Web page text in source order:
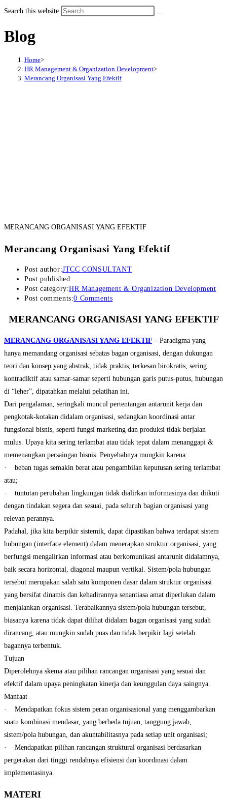
Search this website
Blog
Home>
HR Management & Organization Development>
Merancang Organisasi Yang Efektif
MERANCANG ORGANISASI YANG EFEKTIF
Merancang Organisasi Yang Efektif
Post author:JTCC CONSULTANT
Post published:
Post category:HR Management & Organization Development
Post comments:0 Comments
MERANCANG ORGANISASI YANG EFEKTIF
MERANCANG ORGANISASI YANG EFEKTIF – Paradigma yang
hanya memandang organisasi sebatas bagan organisasi, dengan dukungan
teori dan konsep yang abstrak, tidak praktis, terkesan birokratis, sering
kontradiktif atau samar-samar seperti hubungan garis putus-putus, hubungan
di “leher”, dipatahkan melalui pelatihan ini.
Dari pengalaman, seringkali muncul pertentangan antarunit kerja dan
pengkotak-kotakan didalam organisasi, sedangkan koordinasi antar
fungsional bisnis, seperti fungsi marketing dan produksi tidak berjalan
mulus. Upaya kita sering terlambat atau tidak tepat dalam menanggapi &
memenangkan persaingan bisnis. Penyebabnya mungkin karena:
· beban tugas semakin berat atau pengambilan keputusan sering terlambat
atau;
· tuntutan perubahan lingkungan tidak dialirkan informasinya dan diikuti
dengan tindakan segera dan sesuai, pada seluruh bagian organisasi yang
relevan perannya.
Padahal, jika kita berpikir sistemik, dapat dipastikan bahwa terdapat sistem
hubungan (interface element) dalam menerapkan struktur organisasi, yang
berfungsi mengalirkan informasi atau berkomunikasi antarunit didalamnya,
baik secara horizontal, diagonal maupun vertikal. Sistem/pola hubungan
tersebut merupakan salah satu komponen dasar dalam struktur organisasi
yang bersifat dinamis dan kehadirannya senantiasa amat diperlukan dalam
menjalankan organisasi. Terabaikannya sistem/pola hubungan tersebut,
biasanya karena tidak dapat dilihat didalam bagan organisasi yang sudah
dirancang, atau mungkin sudah puas dan tidak berpikir lagi setelah
bagannya terbentuk.
Tujuan
Diperolehnya skema atau pilihan rancangan organisasi yang sesuai dan
efektif dalam upaya peningkatan kinerja dan keunggulan daya saingnya.
Manfaat
· Mendapatkan fokus sistem peran organisasional yang menggambarkan
suatu kombinasi mendasar, yang berbeda tujuan, tanggung jawab,
sistem/pola hubungan, dan akuntabilitasnya pada setiap unit organisasi;
· Mendapatkan pilihan rancangan struktural organisasi berdasarkan
pergerakan dari tinggi rendahnya efisiensi dan koordinasi dalam
implementasinya.
MATERI